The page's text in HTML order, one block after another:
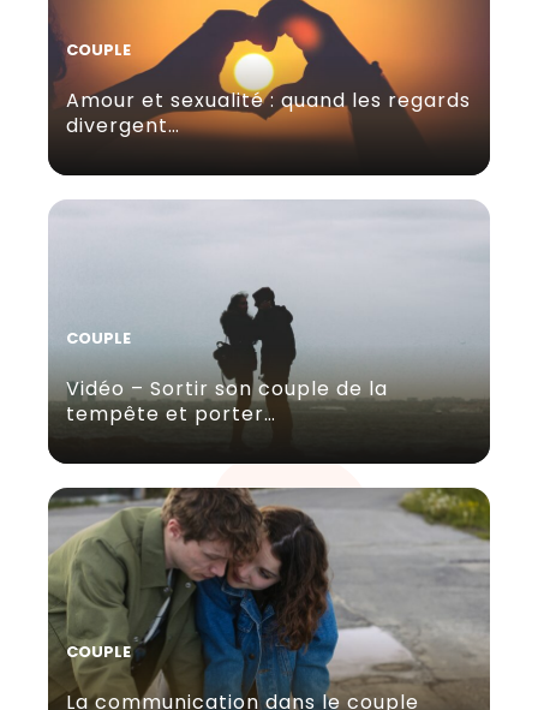
COUPLE
Amour et sexualité : quand les regards
divergent…
COUPLE
Vidéo – Sortir son couple de la
tempête et porter…
COUPLE
La communication dans le couple